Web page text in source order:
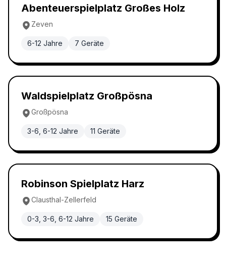
Abenteuerspielplatz
Abenteuerspielplatz Großes Holz
Zeven
6-12 Jahre 7 Geräte
Waldspielplatz
Waldspielplatz Großpösna
Großpösna
3-6, 6-12 Jahre 11 Geräte
Abenteuerspielplatz
Robinson Spielplatz Harz
Clausthal-Zellerfeld
0-3, 3-6, 6-12 Jahre 15 Geräte